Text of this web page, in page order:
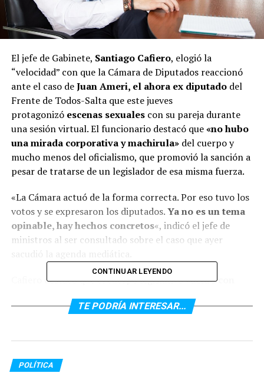
El jefe de Gabinete, Santiago Cafiero, elogió la
“velocidad” con que la Cámara de Diputados reaccionó
ante el caso deJuan Ameri, el ahora ex diputadodel
Frente de Todos-Salta que este jueves
protagonizó escenas sexualescon su pareja durante
una sesión virtual. El funcionario destacó que«no hubo
una mirada corporativa y machirula»del cuerpo y
mucho menos del oficialismo, que promovió la sanción a
pesar de tratarse de un legislador de esa misma fuerza.
«La Cámara actuó de la forma correcta. Por eso tuvo los
votos y se expresaron los diputados.Ya no es un tema
opinable, hay hechos concretos«, indicó el jefe de
ministros al ser consultado sobre el caso que ayer
Cafiero destacó que el cuerpo legislativo«actuó con
del presidente de la Cámara,Sergio Massa, por haber
«No hubo una mirada corporativa y machirula, sino
CONTINUAR LEYENDO
TE PODRÍA INTERESAR...
POLÍTICA